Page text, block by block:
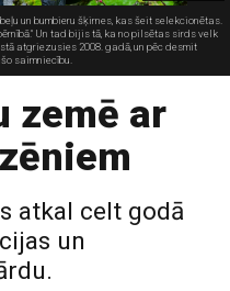
un bumbieru šķirnes, kas šeit selekcionētas.
Un tad bijis tā, ka no pilsētas sirds velk
atgriezusies 2008. gadā, un pēc desmit
saimniecību.
zemē ar
atkal celt godā
un